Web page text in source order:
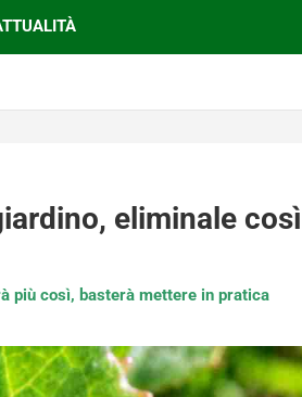
eliminale così
più così, basterà mettere in pratica